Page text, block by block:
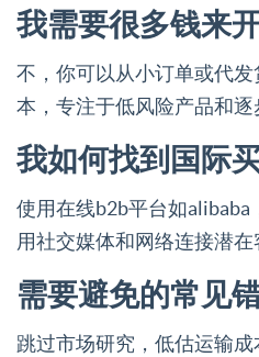
我需要很多钱来
不，你可以从小订单或代
本，专注于低风险产品和逐
我如何找到国际
使用在线b2b平台如alibaba
用社交媒体和网络连接潜在
需要避免的常见
跳过市场研究，低估运输